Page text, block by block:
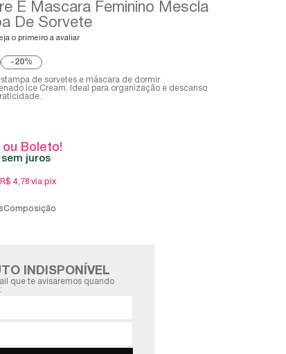
E Mascara Feminino Mescla
De Sorvete
o primeiro a avaliar
20%
de sorvetes e máscara de dormir
Ice Cream. Ideal para organização e descanso
ou Boleto!
sem juros
R$ 4,78 via pix
Composição
INDISPONÍVEL
que te avisaremos quando